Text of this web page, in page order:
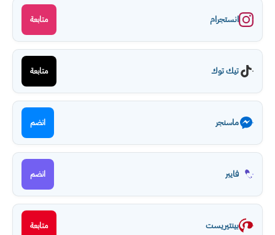
انستجرام متابعة
تيك توك متابعة
ماسنجر انضم
فايبر انضم
بينتيريست متابعة